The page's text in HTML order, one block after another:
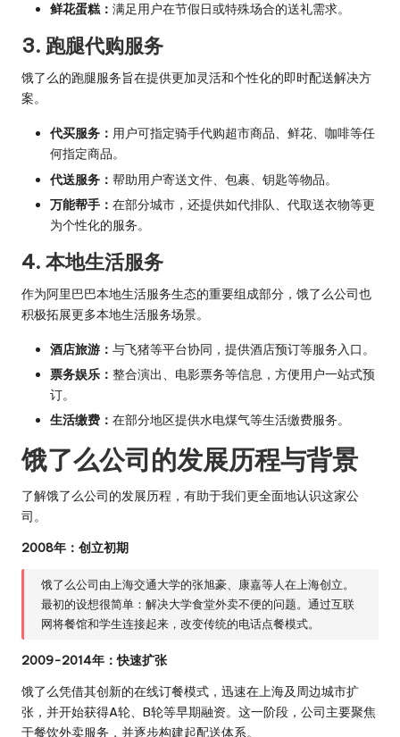
鲜花蛋糕： 满足用户在节假日或特殊场合的送礼需求。
3. 跑腿代购服务
饿了么的跑腿服务旨在提供更加灵活和个性化的即时配送解决方
案。
代买服务： 用户可指定骑手代购超市商品、鲜花、咖啡等任
何指定商品。
代送服务： 帮助用户寄送文件、包裹、钥匙等物品。
万能帮手： 在部分城市，还提供如代排队、代取送衣物等更
为个性化的服务。
4. 本地生活服务
作为阿里巴巴本地生活服务生态的重要组成部分，饿了么公司也
积极拓展更多本地生活服务场景。
酒店旅游： 与飞猪等平台协同，提供酒店预订等服务入口。
票务娱乐： 整合演出、电影票务等信息，方便用户一站式预
订。
生活缴费： 在部分地区提供水电煤气等生活缴费服务。
饿了么公司的发展历程与背景
了解饿了么公司的发展历程，有助于我们更全面地认识这家公
司。
2008年：创立初期
饿了么公司由上海交通大学的张旭豪、康嘉等人在上海创立。
最初的设想很简单：解决大学食堂外卖不便的问题。通过互联
网将餐馆和学生连接起来，改变传统的电话点餐模式。
2009-2014年：快速扩张
饿了么凭借其创新的在线订餐模式，迅速在上海及周边城市扩
张，并开始获得A轮、B轮等早期融资。这一阶段，公司主要聚焦
于餐饮外卖服务，并逐步构建起配送体系。